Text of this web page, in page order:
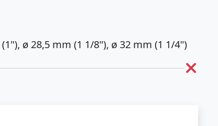
(1"), ø 28,5 mm (1 1/8"), ø 32 mm (1 1/4")